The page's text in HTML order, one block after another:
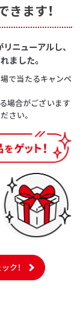
きます！
ニューアルし、
ました。
で当たるキャンペ
場合がございます
さい。
ク！